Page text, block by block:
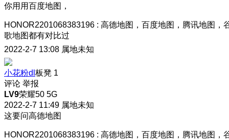
你用用百度地图，
HONOR2201068383196 : 高德地图，百度地图，腾讯地图，
歌地图都有对比过
2022-2-7 13:08 属地未知
小花粉dl 板凳 1
评论 举报
LV9荣耀50 5G
2022-2-7 11:49 属地未知
这要问高德地图
HONOR2201068383196 : 高德地图，百度地图，腾讯地图，